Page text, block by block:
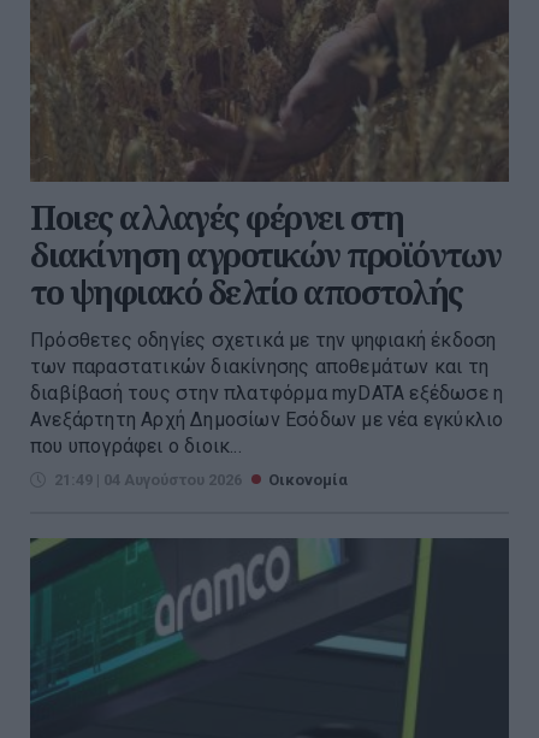
Ποιες αλλαγές φέρνει στη
διακίνηση αγροτικών προϊόντων
το ψηφιακό δελτίο αποστολής
Πρόσθετες οδηγίες σχετικά με την ψηφιακή έκδοση
των παραστατικών διακίνησης αποθεμάτων και τη
διαβίβασή τους στην πλατφόρμα myDATA εξέδωσε η
Ανεξάρτητη Αρχή Δημοσίων Εσόδων με νέα εγκύκλιο
που υπογράφει ο διοικ...
21:49 | 04 Αυγούστου 2026 Οικονομία